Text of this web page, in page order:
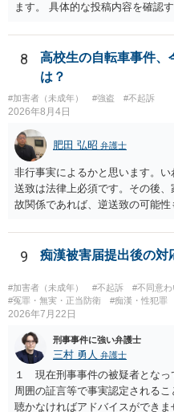
ます。 具体的な投稿内容を確認
でしょう。
8
高校生の自転車事件、
は？
#加害者（未成年） #強盗 #不起訴
2026年8月4日
肥田 弘昭 弁護士
非行事実によるかと思います。
送致は法律上必須です。その後
故関係であれば、逆送致の可能
9 痴漢被害届提出後の対
#加害者（未成年） #不起訴 #不同意わ
#冤罪・無実・正当防衛
#痴漢・性犯罪
2026年7月22日
刑事事件に強い弁護士
三村 勇人 弁護士
１ 現在刑事事件の被疑者となっ
周囲の証言等で事実認定される
聴かなければアドバイスができ